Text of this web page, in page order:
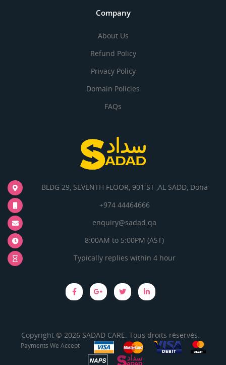
Company
About Us
Refund Policy
Privacy Policy
Domain Policies
FAQs
BLDG 29, SEVENTH FLOOR, 901 ST ,AL SADD, Doha
+974 44464666
enquiry@sadad.qa
8:00AM to 5:00PM (AST)
Typically replies within 4 hour
Copyright © 2026 SADAD CARE. Tous droits réservés.
Payments We Accept